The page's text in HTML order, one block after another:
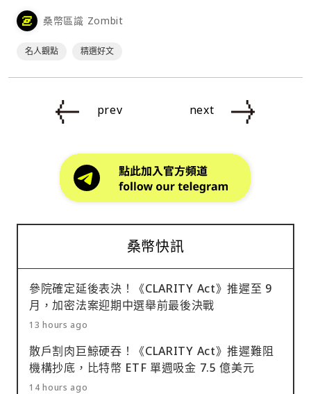
桑幣區識 Zombit
名人觀點 精選好文
prev next
桑幣快訊
參院確定延後表決！《CLARITY Act》推遲至 9
月，加密法案迎期中選舉前最後決戰
13 hours ago
散戶割肉巨鯨硬吞！《CLARITY Act》推遲難阻
機構抄底，比特幣 ETF 單週吸金 7.5 億美元
14 hours ago